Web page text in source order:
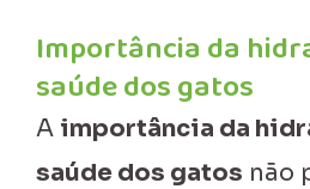
Importância da
saúde dos gatos
A importância da
saúde dos gatos não